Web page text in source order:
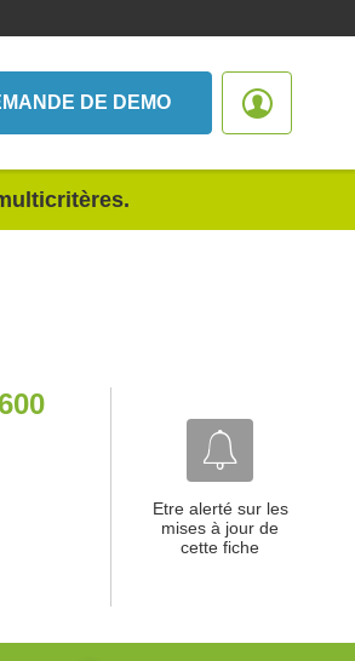
DE DEMO
Etre alerté sur les
mises à jour de
cette fiche